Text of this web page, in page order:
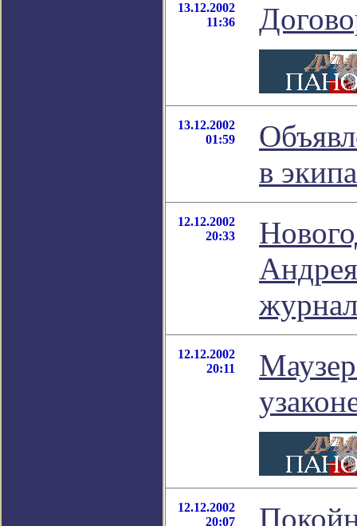
13.12.2002
11:36
13.12.2002
01:59
в
12.12.2002
20:33
12.12.2002
20:11
12.12.2002
20:07